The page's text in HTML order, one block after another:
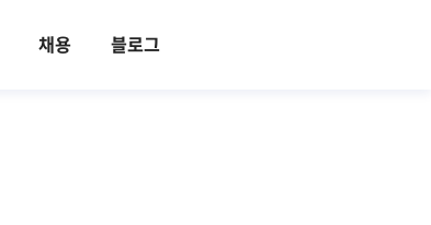
채용 블로그